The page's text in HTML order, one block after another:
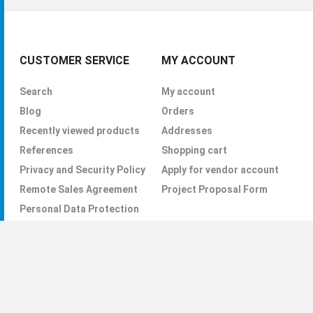
kadar uzanan geniş menzil çözümleri.
ederek ağ güvenliğini artıran izleme desteği.
odaklı ve düşük gecikme süreli tasarım.
aralığına sahip endüstriyel tip 10G modelleri.
ortadan kaldıran hızlı sevkiyat avantajı.